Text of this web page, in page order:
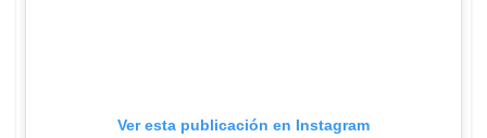
Ver esta publicación en Instagram